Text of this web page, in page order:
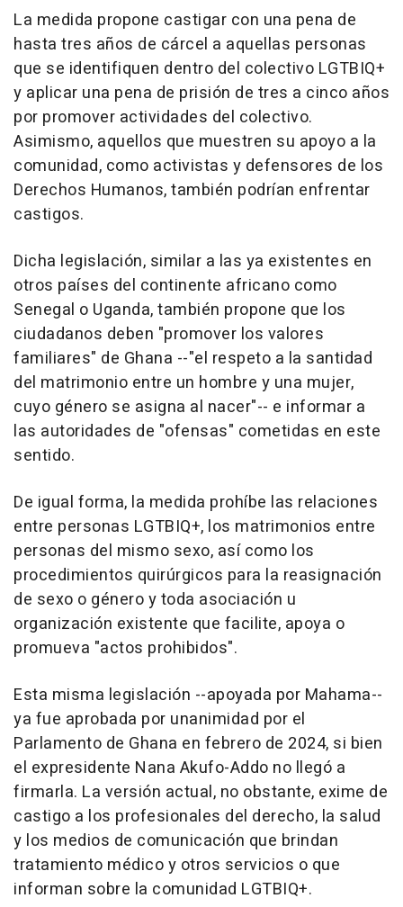
La medida propone castigar con una pena de
hasta tres años de cárcel a aquellas personas
que se identifiquen dentro del colectivo LGTBIQ+
y aplicar una pena de prisión de tres a cinco años
por promover actividades del colectivo.
Asimismo, aquellos que muestren su apoyo a la
comunidad, como activistas y defensores de los
Derechos Humanos, también podrían enfrentar
castigos.
Dicha legislación, similar a las ya existentes en
otros países del continente africano como
Senegal o Uganda, también propone que los
ciudadanos deben "promover los valores
familiares" de Ghana --"el respeto a la santidad
del matrimonio entre un hombre y una mujer,
cuyo género se asigna al nacer"-- e informar a
las autoridades de "ofensas" cometidas en este
sentido.
De igual forma, la medida prohíbe las relaciones
entre personas LGTBIQ+, los matrimonios entre
personas del mismo sexo, así como los
procedimientos quirúrgicos para la reasignación
de sexo o género y toda asociación u
organización existente que facilite, apoya o
promueva "actos prohibidos".
Esta misma legislación --apoyada por Mahama--
ya fue aprobada por unanimidad por el
Parlamento de Ghana en febrero de 2024, si bien
el expresidente Nana Akufo-Addo no llegó a
firmarla. La versión actual, no obstante, exime de
castigo a los profesionales del derecho, la salud
y los medios de comunicación que brindan
tratamiento médico y otros servicios o que
informan sobre la comunidad LGTBIQ+.